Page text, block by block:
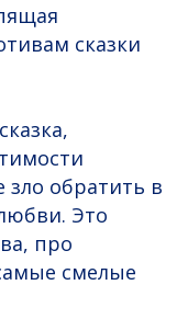
сказки
обратить в
Это
про
смелые